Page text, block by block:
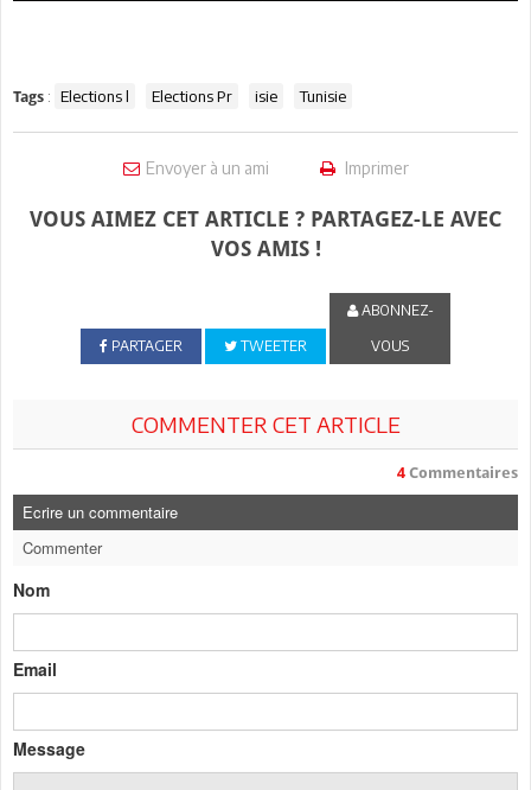
Tags : Elections l Elections Pr isie Tunisie
Envoyer à un ami Imprimer
VOUS AIMEZ CET ARTICLE ? PARTAGEZ-LE AVEC
VOS AMIS !
PARTAGER TWEETER
ABONNEZ-
VOUS
COMMENTER CET ARTICLE
4 Commentaires
Ecrire un commentaire
Commenter
Nom
Email
Message